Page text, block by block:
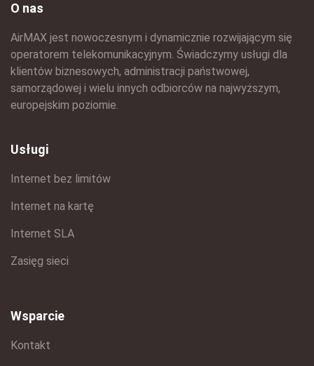
O nas
AirMAX jest nowoczesnym i dynamicznie rozwijającym się
operatorem telekomunikacyjnym. Świadczymy usługi dla
klientów biznesowych, administracji państwowej,
samorządowej i wielu innych odbiorców na najwyższym,
europejskim poziomie.
Usługi
Internet bez limitów
Internet na kartę
Internet SLA
Zasięg sieci
Wsparcie
Kontakt